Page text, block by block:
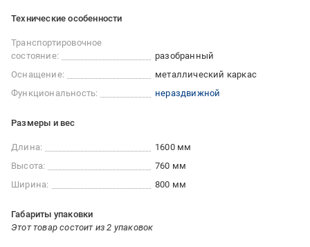
Технические особенности
Транспортировочное
состояние:
разобранный
Оснащение:
металлический каркас
Функциональность:
нераздвижной
Размеры и вес
Длина:
1600 мм
Высота:
760 мм
Ширина:
800 мм
Габариты упаковки
Этот товар состоит из 2 упаковок